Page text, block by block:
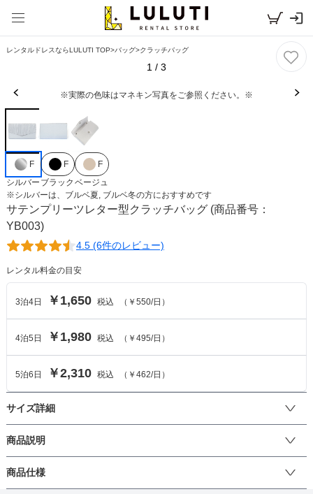
レンタルドレスならLULUTI TOP>バッグ>クラッチバッグ
1 / 3
※実際の色味はマネキン写真をご参照ください。※
F
シルバー
F
ブラック
F
ベージュ
※シルバーは、 ブルベ夏, ブルベ冬の方におすすめです
サテンプリーツレター型クラッチバッグ(商品番号：
YB003)
4.5 (6件のレビュー)
レンタル料金の目安
3泊4日 ￥1,650 税込 （ ￥550/日）
4泊5 日 ￥1,980 税込 （ ￥495/日）
5泊6 日 ￥2,310 税込 （ ￥462/日）
サイズ詳細
バッグのサイズ
商品説明
サテンの細かいプリーツの入ったクラッチバッグで上品な印象に。
光沢もあるのでパーティーシーンにおすすめです。手提げ、クラッ
商品仕様